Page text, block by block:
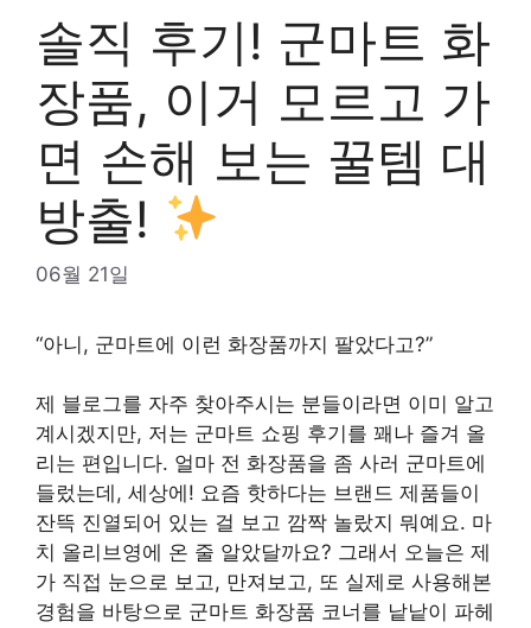
솔직 후기! 군마트 화
장품, 이거 모르고 가
면 손해 보는 꿀템 대
방출!
06월 21일
“아니, 군마트에 이런 화장품까지 팔았다고?”
제 블로그를 자주 찾아주시는 분들이라면 이미 알고
계시겠지만, 저는 군마트 쇼핑 후기를 꽤나 즐겨 올
리는 편입니다. 얼마 전 화장품을 좀 사러 군마트에
들렀는데, 세상에! 요즘 핫하다는 브랜드 제품들이
잔뜩 진열되어 있는 걸 보고 깜짝 놀랐지 뭐예요. 마
치 올리브영에 온 줄 알았달까요? 그래서 오늘은 제
가 직접 눈으로 보고, 만져보고, 또 실제로 사용해본
경험을 바탕으로 군마트 화장품 코너를 낱낱이 파헤